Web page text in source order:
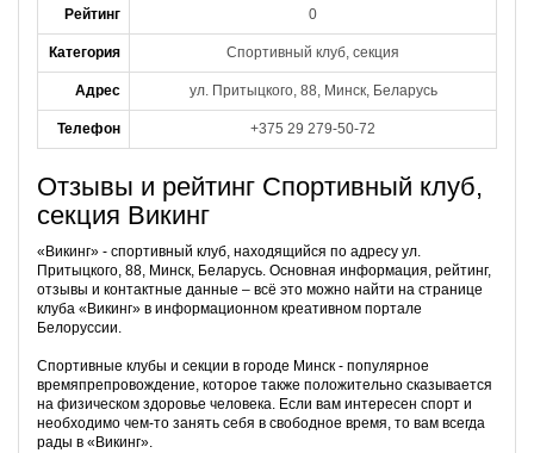
Рейтинг 0
Категория Спортивный клуб, секция
Адрес ул. Притыцкого, 88, Минск, Беларусь
Телефон +375 29 279-50-72
Отзывы и рейтинг Спортивный клуб,
секция Викинг
«Викинг» - спортивный клуб, находящийся по адресу ул.
Притыцкого, 88, Минск, Беларусь. Основная информация, рейтинг,
отзывы и контактные данные – всё это можно найти на странице
клуба «Викинг» в информационном креативном портале
Белоруссии.
Спортивные клубы и секции в городе Минск - популярное
времяпрепровождение, которое также положительно сказывается
на физическом здоровье человека. Если вам интересен спорт и
необходимо чем-то занять себя в свободное время, то вам всегда
рады в «Викинг».